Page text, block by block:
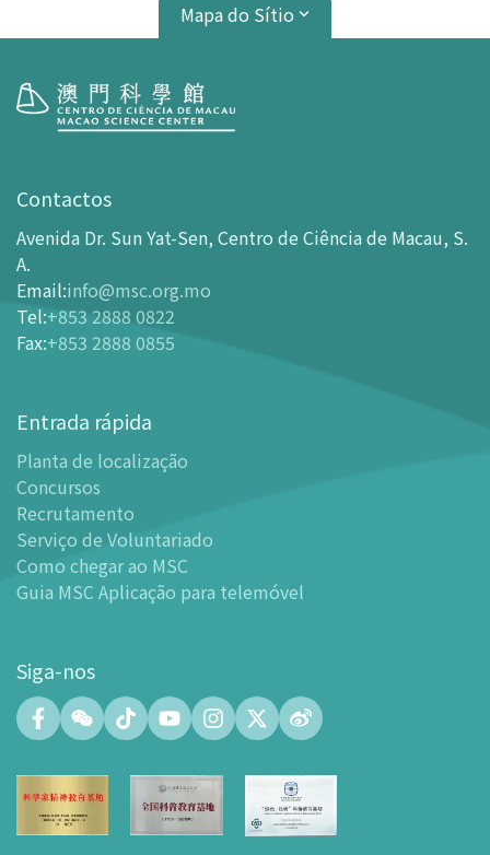
Mapa do Sítio
Horário de Funcionamento
Como chegar ao MSC
Bilheteira
- Comprar Ingressos On-line
- Ingressos e Tabela de Descontos
- Planta de localização
- Guia MSC Aplicação para telemóvel
Instalações
-
Mundo das Crianças
- Centro de Exibições
- Planetário
leitura
- Laboratório de Fabricação Digital (FABLAB)
- Laboratório de Redes (NetLab)
- Átrio
Zona de Aprendizagem Inteligente
Contactos
Avenida Dr. Sun Yat-Sen, Centro de Ciência de Macau, S.
A.
Email:info@msc.org.mo
Tel:+853 2888 0822
Fax:+853 2888 0855
Entrada rápida
Planta de localização
Concursos
Recrutamento
Serviço de Voluntariado
Como chegar ao MSC
Guia MSC Aplicação para telemóvel
Siga-nos